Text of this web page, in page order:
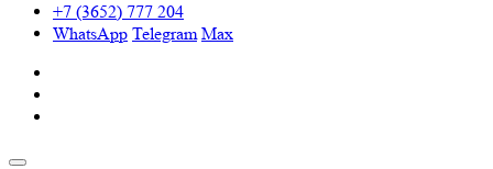
+7 (3652) 777 204
WhatsApp Telegram Max